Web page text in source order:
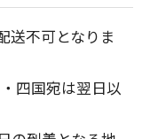
送不可となりま
四国宛は翌日以